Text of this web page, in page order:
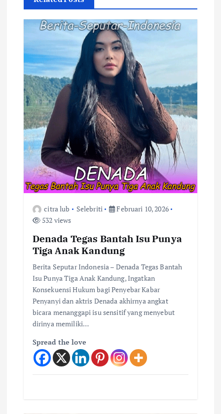
s
p
o
s
citra lub Selebriti
Februari 10, 2026
532 views
Denada Tegas Bantah Isu Punya
Tiga Anak Kandung
Berita Seputar Indonesia – Denada Tegas Bantah
Isu Punya Tiga Anak Kandung, Ingatkan
Konsekuensi Hukum bagi Penyebar Kabar
Penyanyi dan aktris Denada akhirnya angkat
bicara menanggapi isu sensitif yang menyebut
dirinya memiliki…
Spread the love